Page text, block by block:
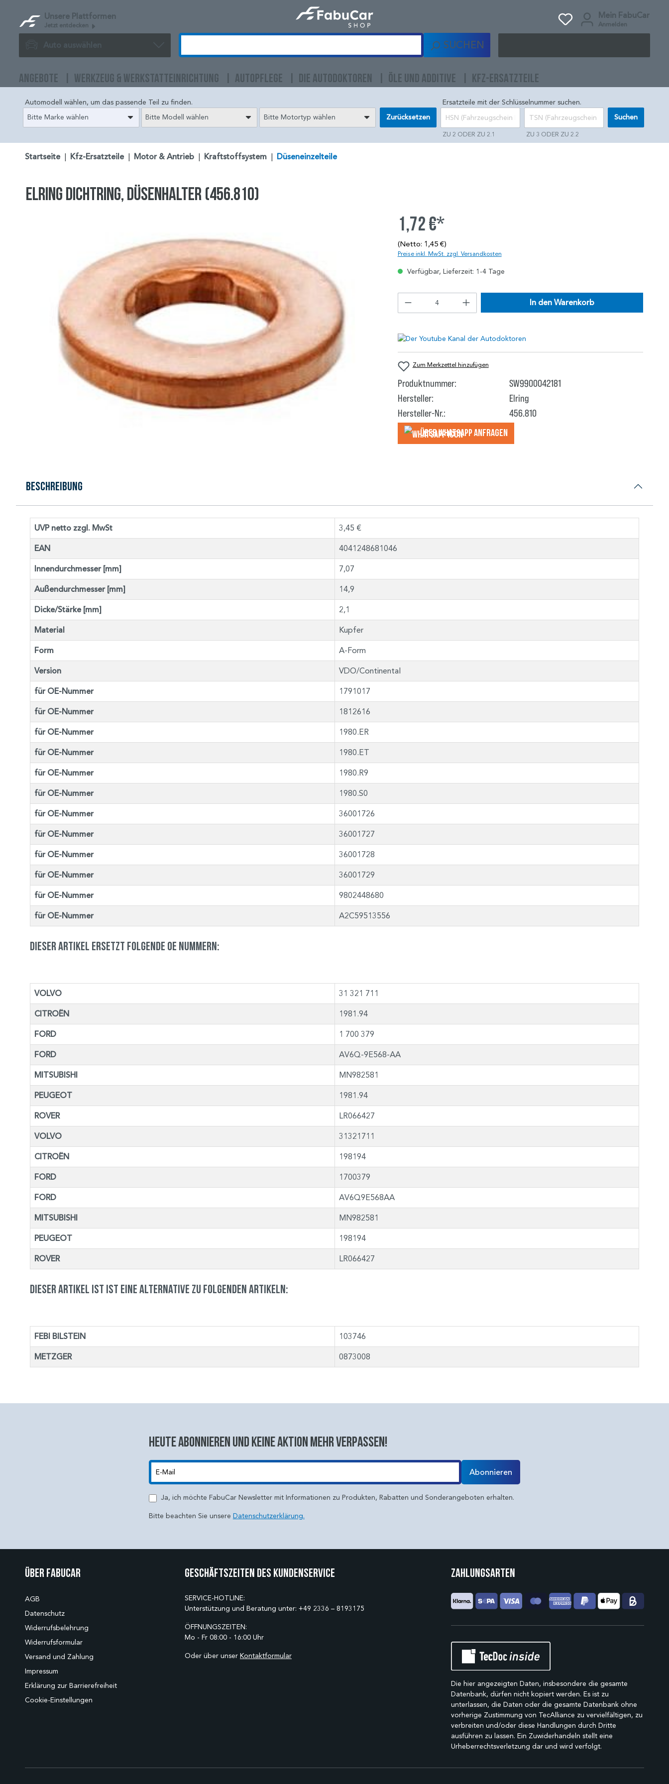
Unsere Plattformen
Jetzt entdecken
Mein FabuCar
Anmelden
Auto auswählen SUCHEN
ANGEBOTE WERKZEUG & WERKSTATTEINRICHTUNG AUTOPFLEGE DIE AUTODOKTOREN ÖLE UND ADDITIVE KFZ-ERSATZTEILE
Automodell wählen, um das passende Teil zu finden.
Bitte Marke wählen
Bitte Modell wählen Bitte Motortyp wählen Zurücksetzen
Ersatzteile mit der Schlüsselnummer suchen.
ZU 2 ODER ZU 2.1 ZU 3 ODER ZU 2.2
Suchen
Startseite Kfz-Ersatzteile Motor & Antrieb Kraftstoffsystem Düseneinzelteile
ELRING Dichtring, Düsenhalter (456.810)
1,72 €*
(Netto: 1,45 €)
Preise inkl. MwSt. zzgl. Versandkosten
Verfügbar, Lieferzeit: 1-4 Tage
In den Warenkorb
Zum Merkzettel hinzufügen
Produktnummer:
SW9900042181
Hersteller:
Elring
Hersteller-Nr.:
456.810
Über WhatsApp anfragеn
Beschreibung
UVP netto zzgl. MwSt 3,45 €
EAN 4041248681046
Innendurchmesser [mm] 7,07
Außendurchmesser [mm] 14,9
Dicke/Stärke [mm] 2,1
Material Kupfer
Form A-Form
Version VDO/Continental
für OE-Nummer 1791017
für OE-Nummer 1812616
für OE-Nummer 1980.ER
für OE-Nummer 1980.ET
für OE-Nummer 1980.R9
für OE-Nummer 1980.S0
für OE-Nummer 36001726
für OE-Nummer 36001727
für OE-Nummer 36001728
für OE-Nummer 36001729
für OE-Nummer 9802448680
für OE-Nummer A2C59513556
Dieser Artikel ersetzt folgende OE Nummern:
VOLVO 31 321 711
CITROËN 1981.94
FORD 1 700 379
FORD AV6Q-9E568-AA
MITSUBISHI MN982581
PEUGEOT 1981.94
ROVER LR066427
VOLVO 31321711
CITROËN 198194
FORD 1700379
FORD AV6Q9E568AA
MITSUBISHI MN982581
PEUGEOT 198194
ROVER LR066427
Dieser Artikel ist ist eine Alternative zu folgenden Artikeln:
FEBI BILSTEIN 103746
METZGER 0873008
Heute abonnieren und keine aktion mehr verpassen!
Abonnieren
Ja, ich möchte FabuCar Newsletter mit Informationen zu Produkten, Rabatten und Sonderangeboten erhalten.
Bitte beachten Sie unsere Datenschutzerklärung.
Über Fabucar
AGB
Datenschutz
Widerrufsbelehrung
Widerrufsformular
Versand und Zahlung
Impressum
Erklärung zur Barrierefreiheit
Cookie-Einstellungen
Geschäftszeiten des Kundenservice
SERVICE-HOTLINE:
Unterstützung und Beratung unter: +49 2336 – 8193175
ÖFFNUNGSZEITEN:
Mo - Fr 08:00 - 16:00 Uhr
Oder über unser Kontaktformular
Zahlungsarten
Die hier angezeigten Daten, insbesondere die gesamte
Datenbank, dürfen nicht kopiert werden. Es ist zu
unterlassen, die Daten oder die gesamte Datenbank ohne
vorherige Zustimmung von TecAlliance zu vervielfältigen, zu
verbreiten und/oder diese Handlungen durch Dritte
ausführen zu lassen. Ein Zuwiderhandeln stellt eine
Urheberrechtsverletzung dar und wird verfolgt.